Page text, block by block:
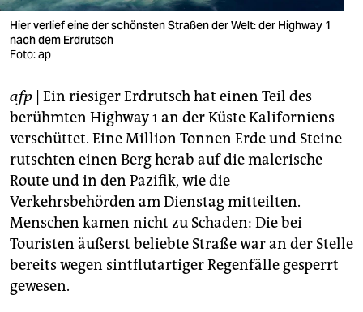
verlag
veranstaltungen
fragen & hilfe
unterstützen
abo
genossenschaft
epaper login
Hier verlief eine der schönsten Straßen der Welt: der Highway 1
nach dem Erdrutsch
Foto: ap
afp | Ein riesiger Erdrutsch hat einen Teil des
berühmten Highway 1 an der Küste Kaliforniens
verschüttet. Eine Million Tonnen Erde und Steine
rutschten einen Berg herab auf die malerische
Route und in den Pazifik, wie die
Verkehrsbehörden am Dienstag mitteilten.
Menschen kamen nicht zu Schaden: Die bei
Touristen äußerst beliebte Straße war an der Stelle
bereits wegen sintflutartiger Regenfälle gesperrt
gewesen.